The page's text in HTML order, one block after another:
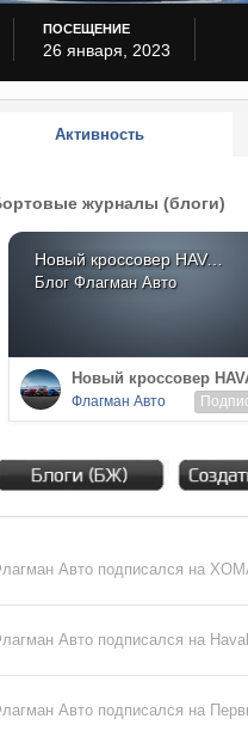
ПОСЕЩЕНИЕ
26 января, 2023
Активность
журналы (блоги)
Новый кроссовер HAVAL DARGO
Блог Флагман Авто
Новый кроссовер
Флагман Авто
Авто подписался на
Авто подписался на
Авто подписался на